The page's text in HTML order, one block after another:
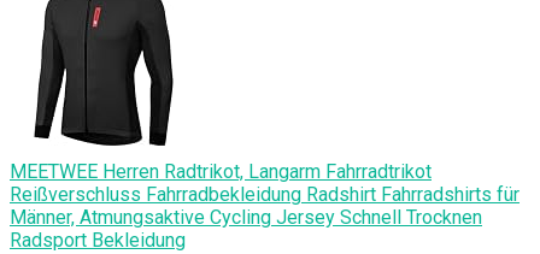
MEETWEE Herren Radtrikot, Langarm Fahrradtrikot
Reißverschluss Fahrradbekleidung Radshirt Fahrradshirts für
Männer, Atmungsaktive Cycling Jersey Schnell Trocknen
Radsport Bekleidung